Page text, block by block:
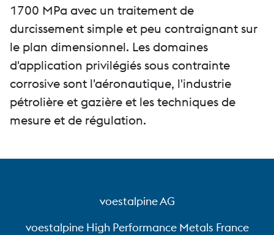
1700 MPa avec un traitement de
durcissement simple et peu contraignant sur
le plan dimensionnel. Les domaines
d'application privilégiés sous contrainte
corrosive sont l'aéronautique, l'industrie
pétrolière et gazière et les techniques de
mesure et de régulation.
voestalpine AG
voestalpine High Performance Metals France